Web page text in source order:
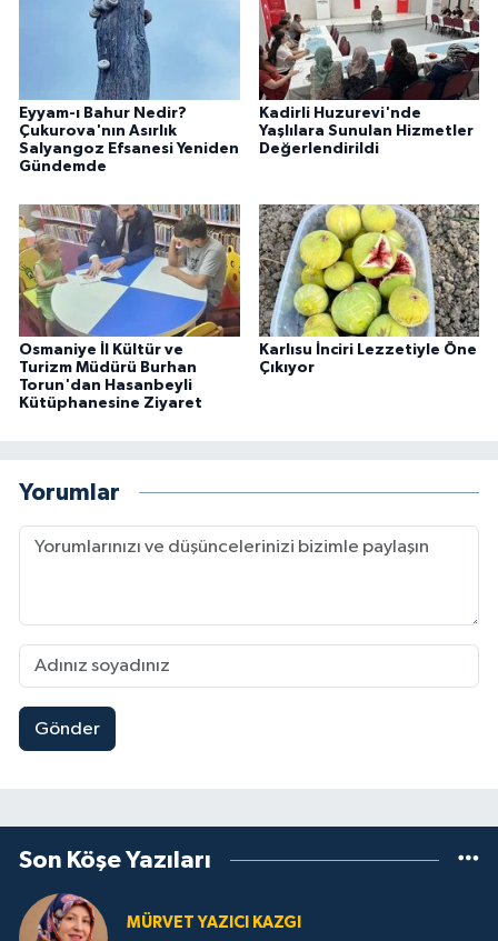
Eyyam-ı Bahur Nedir?
Çukurova'nın Asırlık
Salyangoz Efsanesi Yeniden
Gündemde
Kadirli Huzurevi'nde
Yaşlılara Sunulan Hizmetler
Değerlendirildi
Osmaniye İl Kültür ve
Turizm Müdürü Burhan
Torun'dan Hasanbeyli
Kütüphanesine Ziyaret
Karlısu İnciri Lezzetiyle Öne
Çıkıyor
Yorumlar
Gönder
Son Köşe Yazıları
MÜRVET YAZICI KAZGI